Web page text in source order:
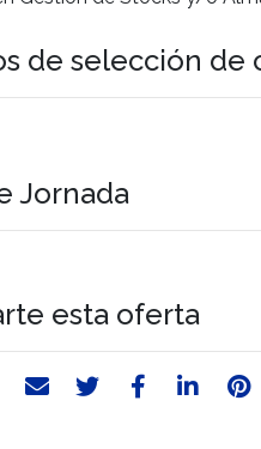
de selección de
Jornada
esta oferta